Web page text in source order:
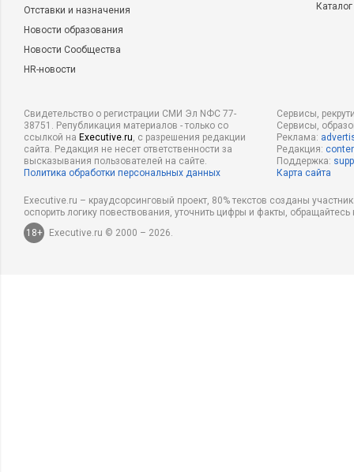
Отставки и назначения
Новости образования
Новости Сообщества
HR-новости
Свидетельство о регистрации СМИ Эл NФС 77-
38751. Републикация материалов - только со
ссылкой на Executive.ru, с разрешения редакции
сайта. Редакция не несет ответственности за
высказывания пользователей на сайте.
Политика обработки персональных данных
Сервисы,
Сервисы,
Реклама:
Редакция:
Поддержка:
Карта сайта
Executive.ru – краудсорсинговый проект, 80% текстов созданы
оспорить логику повествования, уточнить цифры и факты,
18+
Executive.ru © 2000 – 2026.